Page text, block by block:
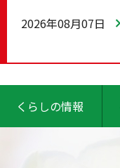
2026年08月07日
くらしの情報